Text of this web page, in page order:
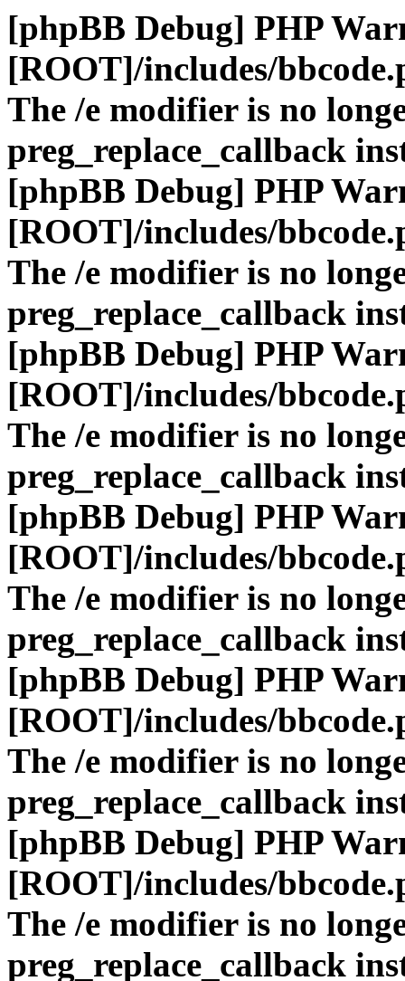
[phpBB Debug] PHP
[ROOT]/includes/
The /e modifier is no
preg_replace_callback
[phpBB Debug] PHP
[ROOT]/includes/
The /e modifier is no
preg_replace_callback
[phpBB Debug] PHP
[ROOT]/includes/
The /e modifier is no
preg_replace_callback
[phpBB Debug] PHP
[ROOT]/includes/
The /e modifier is no
preg_replace_callback
[phpBB Debug] PHP
[ROOT]/includes/
The /e modifier is no
preg_replace_callback
[phpBB Debug] PHP
[ROOT]/includes/
The /e modifier is no
preg_replace_callback